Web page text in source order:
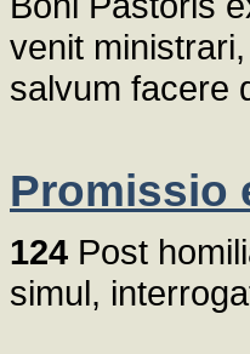
venit
salvum facere
Promissio
124 Post
simul,